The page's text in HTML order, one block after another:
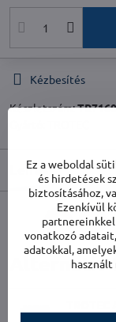
Kézbesítés
Készletszám:
Leírás
Facebook
Ez a weboldal
és hirdetések
biztosításához,
Ezenkívül
vonatkozó
adatokkal,